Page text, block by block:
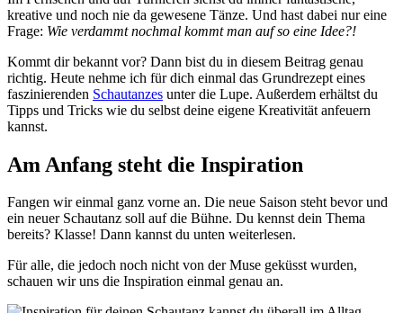
kreative und noch nie da gewesene Tänze. Und hast dabei nur eine
Frage: Wie verdammt nochmal kommt man auf so eine Idee?!
Kommt dir bekannt vor? Dann bist du in diesem Beitrag genau
richtig. Heute nehme ich für dich einmal das Grundrezept eines
faszinierenden Schautanzes unter die Lupe. Außerdem erhältst du
Tipps und Tricks wie du selbst deine eigene Kreativität anfeuern
kannst.
Am Anfang steht die Inspiration
Fangen wir einmal ganz vorne an. Die neue Saison steht bevor und
ein neuer Schautanz soll auf die Bühne. Du kennst dein Thema
bereits? Klasse! Dann kannst du unten weiterlesen.
Für alle, die jedoch noch nicht von der Muse geküsst wurden,
schauen wir uns die Inspiration einmal genau an.